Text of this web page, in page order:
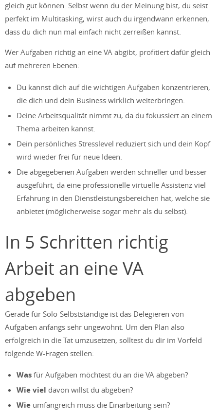
gleich gut können. Selbst wenn du der Meinung bist, du seist
perfekt im Multitasking, wirst auch du irgendwann erkennen,
dass du dich nun mal einfach nicht zerreißen kannst.
Wer Aufgaben richtig an eine VA abgibt, profitiert dafür gleich
auf mehreren Ebenen:
Du kannst dich auf die wichtigen Aufgaben konzentrieren,
die dich und dein Business wirklich weiterbringen.
Deine Arbeitsqualität nimmt zu, da du fokussiert an einem
Thema arbeiten kannst.
Dein persönliches Stresslevel reduziert sich und dein Kopf
wird wieder frei für neue Ideen.
Die abgegebenen Aufgaben werden schneller und besser
ausgeführt, da eine professionelle virtuelle Assistenz viel
Erfahrung in den Dienstleistungsbereichen hat, welche sie
anbietet (möglicherweise sogar mehr als du selbst).
In 5 Schritten richtig
Arbeit an eine VA
abgeben
Gerade für Solo-Selbstständige ist das Delegieren von
Aufgaben anfangs sehr ungewohnt. Um den Plan also
erfolgreich in die Tat umzusetzen, solltest du dir im Vorfeld
folgende W-Fragen stellen:
Was für Aufgaben möchtest du an die VA abgeben?
Wie viel davon willst du abgeben?
Wie umfangreich muss die Einarbeitung sein?